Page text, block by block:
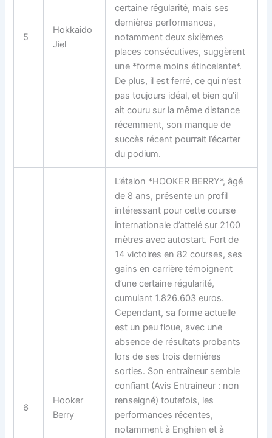
5
Hokkaido
Jiel
certaine régularité, mais ses
dernières performances,
notamment deux sixièmes
places consécutives, suggèrent
une *forme moins étincelante*.
De plus, il est ferré, ce qui n’est
pas toujours idéal, et bien qu’il
ait couru sur la même distance
récemment, son manque de
succès récent pourrait l’écarter
du podium.
6
Hooker
Berry
L’étalon *HOOKER BERRY*, âgé
de 8 ans, présente un profil
intéressant pour cette course
internationale d’attelé sur 2100
mètres avec autostart. Fort de
14 victoires en 82 courses, ses
gains en carrière témoignent
d’une certaine régularité,
cumulant 1.826.603 euros.
Cependant, sa forme actuelle
est un peu floue, avec une
absence de résultats probants
lors de ses trois dernières
sorties. Son entraîneur semble
confiant (Avis Entraineur : non
renseigné) toutefois, les
performances récentes,
notamment à Enghien et à